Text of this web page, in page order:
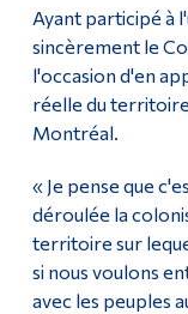
Ayant participé à
sincèrement le
l'occasion d'en
réelle du
Montréal.
« Je pense que
déroulée la
territoire sur
si nous voulons
avec les peuples